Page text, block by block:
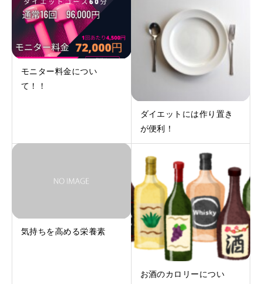
モニター料金につい
て！！
ダイエットには作り置き
が便利！
気持ちを高める栄養素
お酒のカロリーについ